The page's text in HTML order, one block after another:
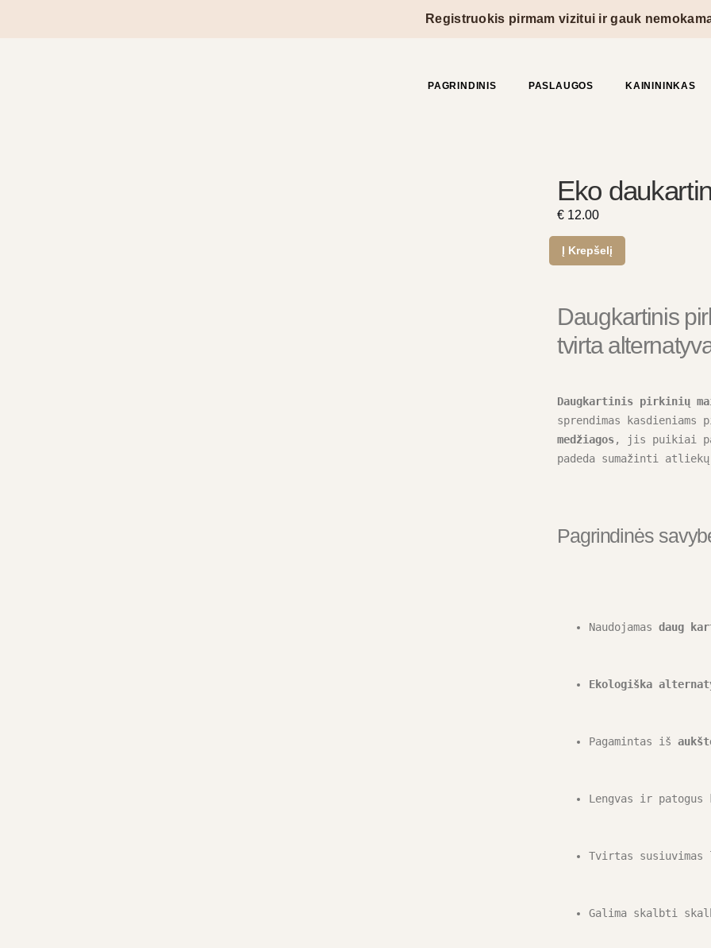
Registruokis pirmam vizitui ir gauk nemokamai
PAGRINDINIS PASLAUGOS KAINININKAS
Eko
€ 12.00
Į Krepšelį
Daugkartinis
tvirta
Daugkartinis pirkinių
sprendimas
medžiagos, jis puikiai
padeda sumažinti
Pagrindinės
Naudojamas daug
Ekologiška
Pagamintas iš
Lengvas ir patogus
Tvirtas
Galima skalbti